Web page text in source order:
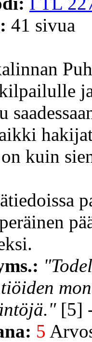
41 sivua
kuin
[5]
5